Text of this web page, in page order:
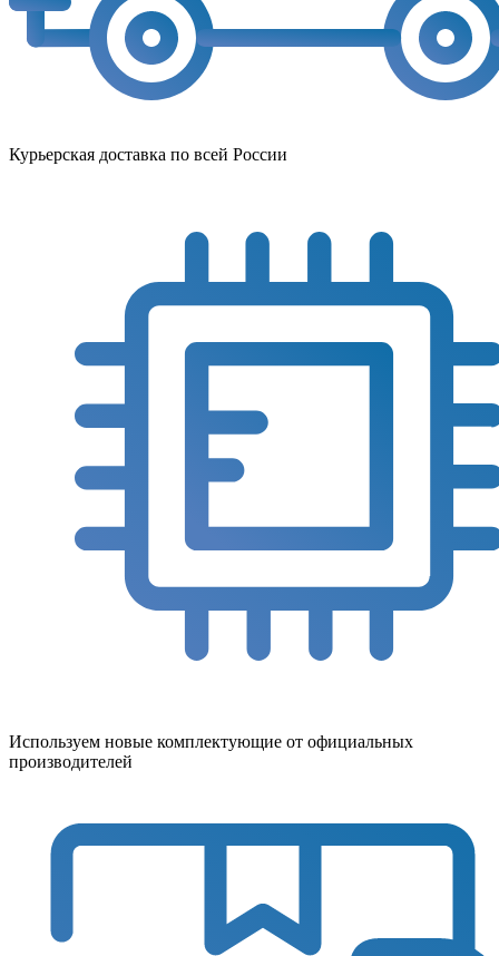
Курьерская доставка по всей России
Используем новые комплектующие от официальных
производителей